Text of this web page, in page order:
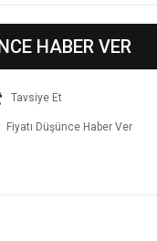
HABER VER
Tavsiye Et
Fiyatı Düşünce Haber Ver